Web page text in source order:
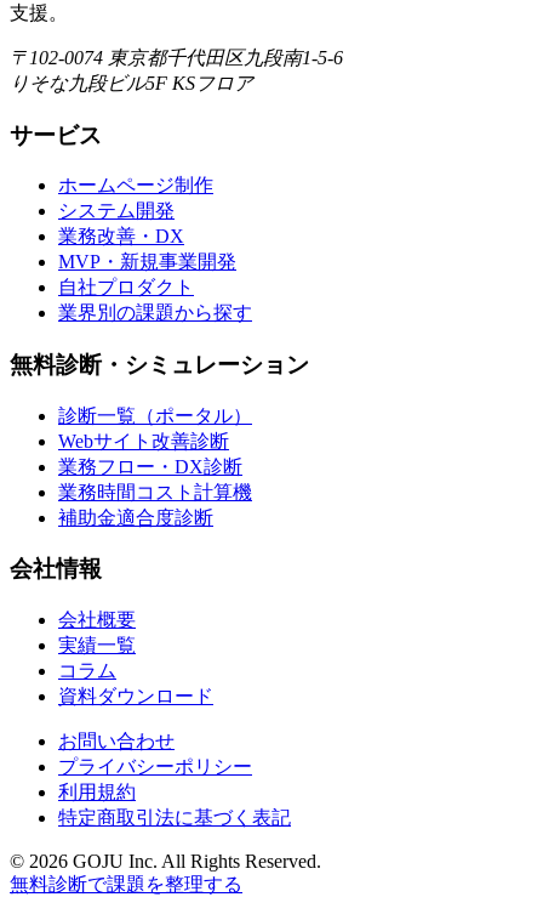
支援。
〒102-0074 東京都千代田区九段南1-5-6
りそな九段ビル5F KSフロア
サービス
ホームページ制作
システム開発
業務改善・DX
MVP・新規事業開発
自社プロダクト
業界別の課題から探す
無料診断・シミュレーション
診断一覧（ポータル）
Webサイト改善診断
業務フロー・DX診断
業務時間コスト計算機
補助金適合度診断
会社情報
会社概要
実績一覧
コラム
資料ダウンロード
お問い合わせ
プライバシーポリシー
利用規約
特定商取引法に基づく表記
© 2026 GOJU Inc. All Rights Reserved.
無料診断で課題を整理する